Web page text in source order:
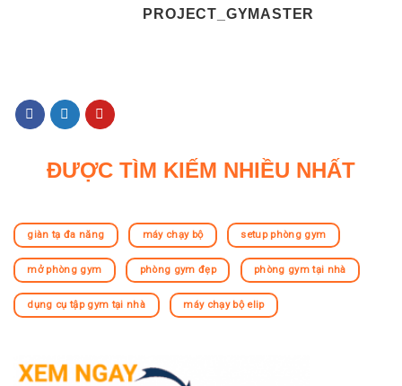
PROJECT_GYMASTER
ĐƯỢC TÌM KIẾM NHIỀU NHẤT
giàn tạ đa năng máy chạy bộ setup phòng gym
mở phòng gym phòng gym đẹp phòng gym tại nhà
dụng cụ tập gym tại nhà máy chạy bộ elip